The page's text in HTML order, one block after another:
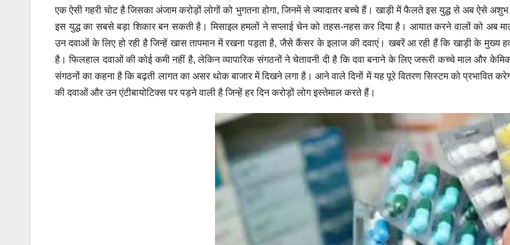
एक ऐसी गहरी चोट है जिसका अंजाम करोड़ों लोगों को भुगतना होगा, जिनमें से ज्यादातर बच्चे हैं। खाड़ी में फैलते इस युद्ध से अब ऐसे
इस युद्ध का सबसे बड़ा शिकार बन सकती है। मिसाइल हमलों ने सप्लाई चेन को तहस-नहस कर दिया है। आयात करने वालों को अब
उन दवाओं के लिए हो रही है जिन्हें खास तापमान में रखना पड़ता है, जैसे कैंसर के इलाज की दवाएं। खबरें आ रही हैं कि खाड़ी के मुख्य
है। फिलहाल दवाओं की कोई कमी नहीं है, लेकिन व्यापारिक संगठनों ने चेतावनी दी है कि दवा बनाने के लिए जरूरी कच्चे माल और
संगठनों का कहना है कि बढ़ती लागत का असर थोक बाजार में दिखने लगा है। आने वाले दिनों में यह पूरे वितरण सिस्टम को प्रभावित
की दवाओं और उन एंटीबायोटिक्स पर पड़ने वाली है जिन्हें हर दिन करोड़ों लोग इस्तेमाल करते हैं।